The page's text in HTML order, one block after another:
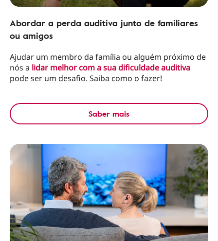
Abordar a perda auditiva junto de familiares
ou amigos
Ajudar um membro da família ou alguém próximo de
nós a lidar melhor com a sua dificuldade auditiva
pode ser um desafio. Saiba como o fazer!
Saber mais